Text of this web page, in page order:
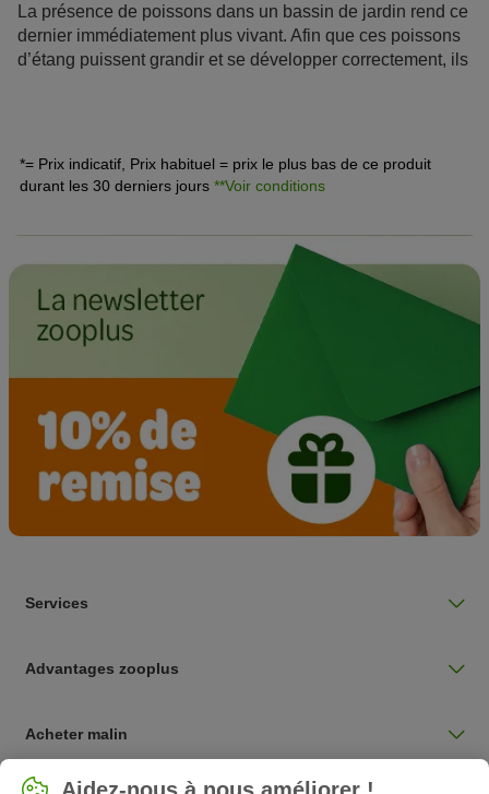
La présence de poissons dans un bassin de jardin rend ce
dernier immédiatement plus vivant. Afin que ces poissons
d’étang puissent grandir et se développer correctement, ils
12°C, il est conseillé de nourrir ses poissons de bassin,
afin que ces petits nageurs puissent assimiler les
*= Prix indicatif, Prix habituel = prix le plus bas de ce produit
durant les 30 derniers jours **Voir conditions
Services
Advantages zooplus
Acheter malin
Sélectionnez votre pays